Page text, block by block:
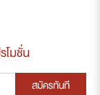
โมชั่น
สมัครทันที